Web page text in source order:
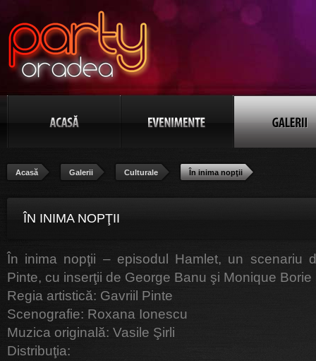
Acasă Galerii Culturale În inima nopţii
ÎN INIMA NOPŢII
În inima nopţii – episodul Hamlet, un scenariu
Pinte, cu inserţii de George Banu şi Monique Borie
Regia artistică: Gavriil Pinte
Scenografie: Roxana Ionescu
Muzica originală: Vasile Şirli
Distribuţia: